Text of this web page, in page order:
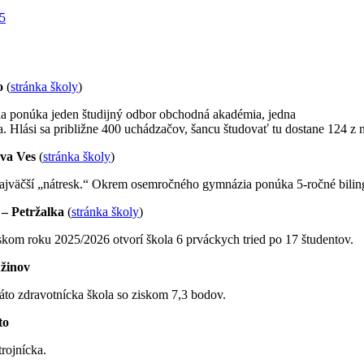
(stránka školy)
jeden študijný odbor obchodná akadémia, jedna
sa približne 400 uchádzačov, šancu študovať tu dostane 124 z
Ves (stránka školy)
„nátresk.“ Okrem osemročného gymnázia ponúka 5-ročné
Petržalka (stránka školy)
roku 2025/2026 otvorí škola 6 prváckych tried po 17 študentov.
zdravotnícka škola so ziskom 7,3 bodov.